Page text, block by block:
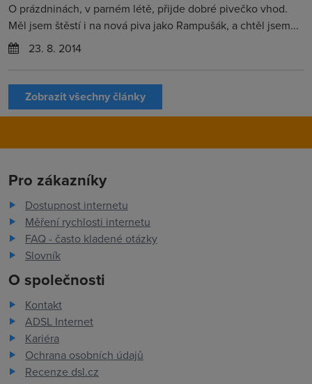
O prázdninách, v parném létě, přijde dobré pivečko vhod.
Měl jsem štěstí i na nová piva jako Rampušák, a chtěl jsem...
23. 8. 2014
Zobrazit všechny články
Pro zákazníky
Dostupnost internetu
Měření rychlosti internetu
FAQ - často kladené otázky
Slovník
O společnosti
Kontakt
ADSL Internet
Kariéra
Ochrana osobních údajů
Recenze dsl.cz